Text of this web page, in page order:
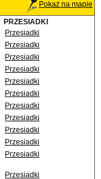
Pokaż na mapie
PRZESIADKI
Przesiadki
Przesiadki
Przesiadki
Przesiadki
Przesiadki
Przesiadki
Przesiadki
Przesiadki
Przesiadki
Przesiadki
Przesiadki
Przesiadki